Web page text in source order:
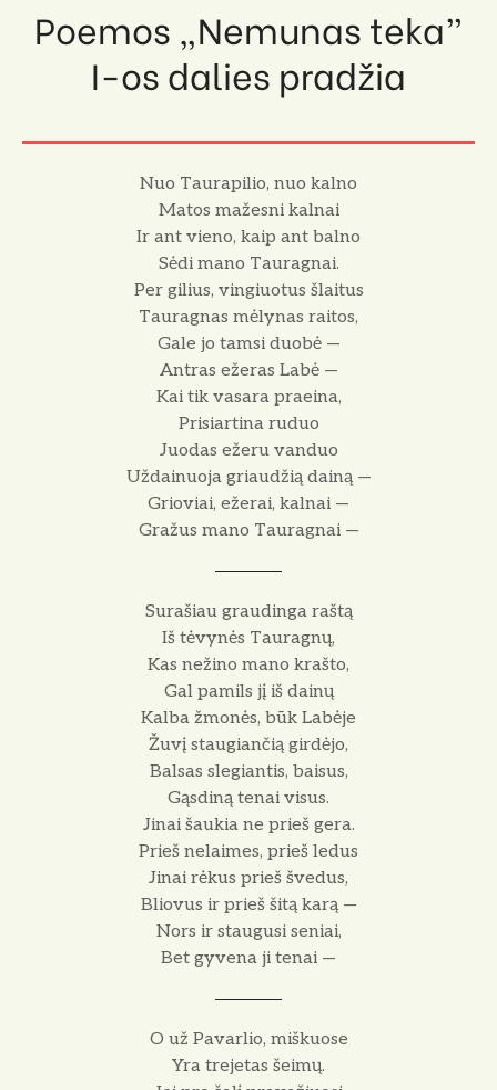
Poemos „Nemunas teka”
I-os dalies pradžia
Nuo Taurapilio, nuo kalno
Matos mažesni kalnai
Ir ant vieno, kaip ant balno
Sėdi mano Tauragnai.
Per gilius, vingiuotus šlaitus
Tauragnas mėlynas raitos,
Gale jo tamsi duobė —
Antras ežeras Labė —
Kai tik vasara praeina,
Prisiartina ruduo
Juodas ežeru vanduo
Uždainuoja griaudžią dainą —
Grioviai, ežerai, kalnai —
Gražus mano Tauragnai —
Surašiau graudinga raštą
Iš tėvynės Tauragnų,
Kas nežino mano krašto,
Gal pamils jį iš dainų
Kalba žmonės, būk Labėje
Žuvį staugiančią girdėjo,
Balsas slegiantis, baisus,
Gąsdiną tenai visus.
Jinai šaukia ne prieš gera.
Prieš nelaimes, prieš ledus
Jinai rėkus prieš švedus,
Bliovus ir prieš šitą karą —
Nors ir staugusi seniai,
Bet gyvena ji tenai —
O už Pavarlio, miškuose
Yra trejetas šeimų.